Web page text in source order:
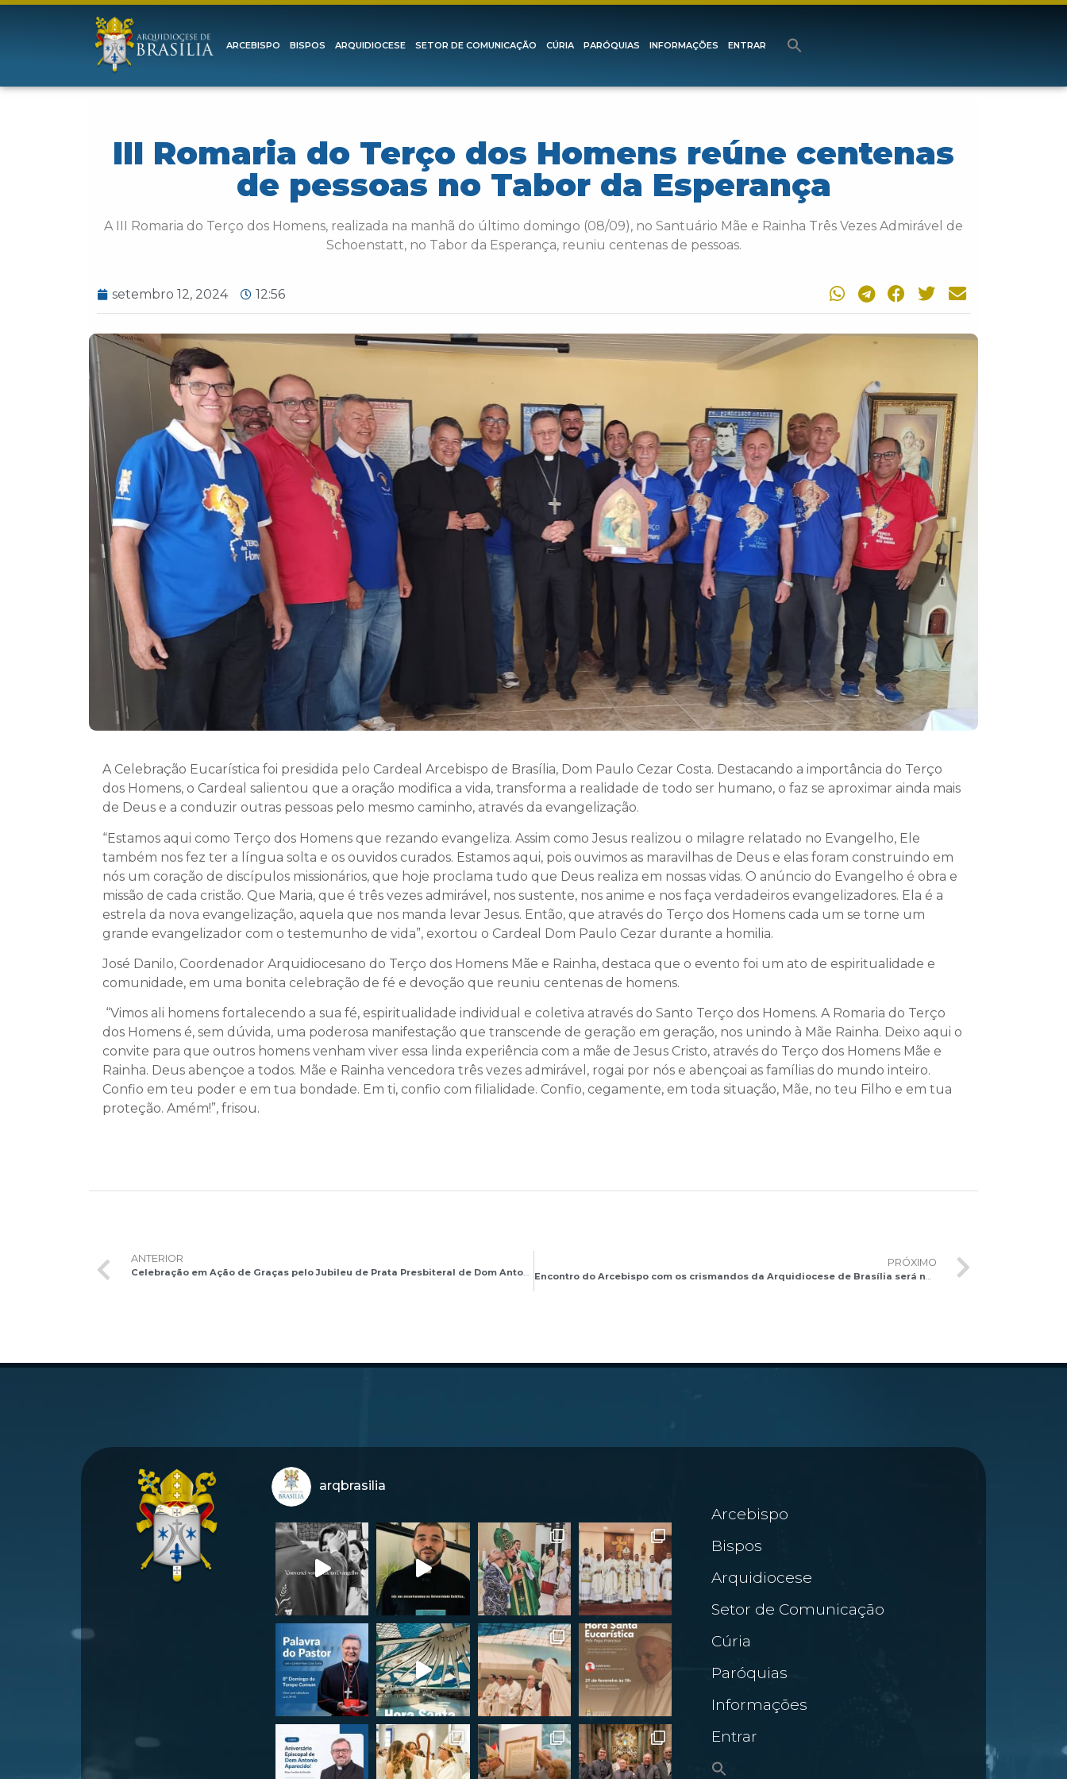
ARCEBISPO BISPOS ARQUIDIOCESE SETOR DE COMUNICAÇÃO CÚRIA PARÓQUIAS INFORMAÇÕES ENTRAR
III Romaria do Terço dos Homens reúne centenas
de pessoas no Tabor da Esperança
A III Romaria do Terço dos Homens, realizada na manhã do último domingo (08/09), no Santuário Mãe e Rainha Três Vezes Admirável de
Schoenstatt, no Tabor da Esperança, reuniu centenas de pessoas.
setembro 12, 2024 12:56
A Celebração Eucarística foi presidida pelo Cardeal Arcebispo de Brasília, Dom Paulo Cezar Costa. Destacando a importância do Terço
dos Homens, o Cardeal salientou que a oração modifica a vida, transforma a realidade de todo ser humano, o faz se aproximar ainda mais
de Deus e a conduzir outras pessoas pelo mesmo caminho, através da evangelização.
“Estamos aqui como Terço dos Homens que rezando evangeliza. Assim como Jesus realizou o milagre relatado no Evangelho, Ele
também nos fez ter a língua solta e os ouvidos curados. Estamos aqui, pois ouvimos as maravilhas de Deus e elas foram construindo em
nós um coração de discípulos missionários, que hoje proclama tudo que Deus realiza em nossas vidas. O anúncio do Evangelho é obra e
missão de cada cristão. Que Maria, que é três vezes admirável, nos sustente, nos anime e nos faça verdadeiros evangelizadores. Ela é a
estrela da nova evangelização, aquela que nos manda levar Jesus. Então, que através do Terço dos Homens cada um se torne um
grande evangelizador com o testemunho de vida”, exortou o Cardeal Dom Paulo Cezar durante a homilia.
José Danilo, Coordenador Arquidiocesano do Terço dos Homens Mãe e Rainha, destaca que o evento foi um ato de espiritualidade e
comunidade, em uma bonita celebração de fé e devoção que reuniu centenas de homens.
“Vimos ali homens fortalecendo a sua fé, espiritualidade individual e coletiva através do Santo Terço dos Homens. A Romaria do Terço
dos Homens é, sem dúvida, uma poderosa manifestação que transcende de geração em geração, nos unindo à Mãe Rainha. Deixo aqui o
convite para que outros homens venham viver essa linda experiência com a mãe de Jesus Cristo, através do Terço dos Homens Mãe e
Rainha. Deus abençoe a todos. Mãe e Rainha vencedora três vezes admirável, rogai por nós e abençoai as famílias do mundo inteiro.
Confio em teu poder e em tua bondade. Em ti, confio com filialidade. Confio, cegamente, em toda situação, Mãe, no teu Filho e em tua
proteção. Amém!”, frisou.
ANTERIOR
Celebração em Ação de Graças pelo Jubileu de Prata Presbiteral de Dom Antonio de Marcos
PRÓXIMO
arqbrasilia
Arcebispo
Bispos
Arquidiocese
Setor de Comunicação
Cúria
Paróquias
Informações
Entrar